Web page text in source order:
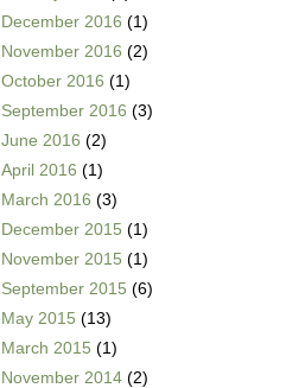
December 2016 (1)
November 2016 (2)
October 2016 (1)
September 2016 (3)
June 2016 (2)
April 2016 (1)
March 2016 (3)
December 2015 (1)
November 2015 (1)
September 2015 (6)
May 2015 (13)
March 2015 (1)
November 2014(2)